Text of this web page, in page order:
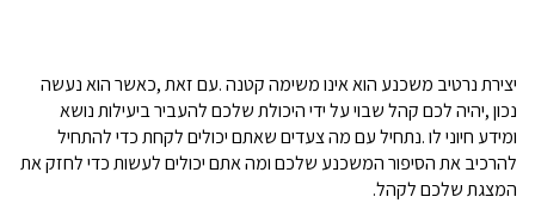
יצירת נרטיב משכנע הוא אינו משימה קטנה.עם זאת,כאשר הוא נעשה
נכון,יהיה לכם קהל שבוי על ידי היכולת שלכם להעביר ביעילות נושא
ומידע חיוני לו.נתחיל עם מה צעדים שאתם יכולים לקחת כדי להתחיל
להרכיב את הסיפור המשכנע שלכם ומה אתם יכולים לעשות כדי לחזק את
המצגת שלכם לקהל.